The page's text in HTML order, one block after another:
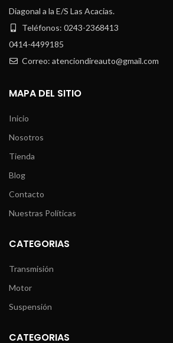
Diagonal a la E/S Las Acacias.
Teléfonos: 0243-2368413
0414-4499185
Correo: atenciondireauto@gmail.com
MAPA DEL SITIO
Inicio
Nosotros
Tienda
Blog
Contacto
Nuestras Políticas
CATEGORIAS
Transmisión
Motor
Suspensión
CATEGORIAS